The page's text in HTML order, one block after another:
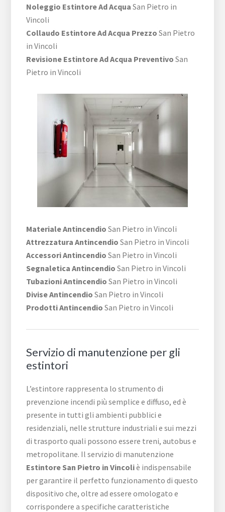
Noleggio Estintore Ad Acqua San Pietro in
Vincoli
Collaudo Estintore Ad Acqua Prezzo San Pietro
in Vincoli
Revisione Estintore Ad Acqua Preventivo San
Pietro in Vincoli
Materiale Antincendio San Pietro in Vincoli
Attrezzatura Antincendio San Pietro in Vincoli
Accessori Antincendio San Pietro in Vincoli
Segnaletica Antincendio San Pietro in Vincoli
Tubazioni Antincendio San Pietro in Vincoli
Divise Antincendio San Pietro in Vincoli
Prodotti Antincendio San Pietro in Vincoli
Servizio di manutenzione per gli
estintori
L’estintore rappresenta lo strumento di
prevenzione incendi più semplice e diffuso, ed è
presente in tutti gli ambienti pubblici e
residenziali, nelle strutture industriali e sui mezzi
di trasporto quali possono essere treni, autobus e
metropolitane. Il servizio di manutenzione
Estintore San Pietro in Vincoliè indispensabile
per garantire il perfetto funzionamento di questo
dispositivo che, oltre ad essere omologato e
corrispondere a specifiche caratteristiche